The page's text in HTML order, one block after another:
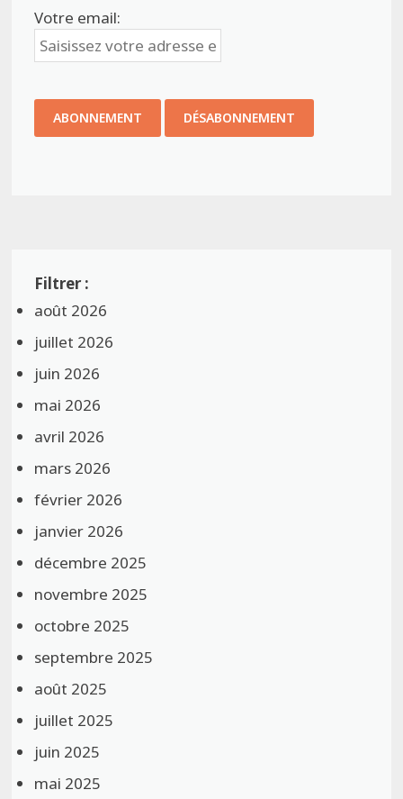
Votre email:
août 2026
juillet 2026
juin 2026
mai 2026
avril 2026
mars 2026
février 2026
janvier 2026
décembre 2025
novembre 2025
octobre 2025
septembre 2025
août 2025
juillet 2025
juin 2025
mai 2025